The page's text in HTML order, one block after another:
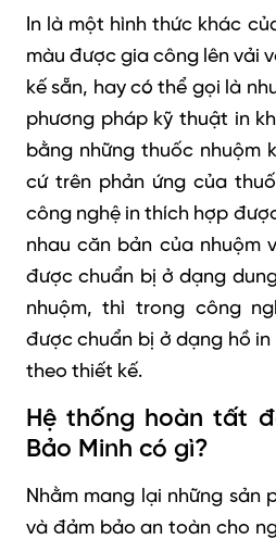
In là một hình thức khác
màu được gia công lên vải
kế sẵn, hay có thể gọi là
phương pháp kỹ thuật in
bằng những thuốc nhuộm
cứ trên phản ứng của
công nghệ in thích hợp
nhau căn bản của nhuộm
được chuẩn bị ở dạng
nhuộm, thì trong công
được chuẩn bị ở dạng hồ
theo thiết kế.
Hệ thống hoàn tất
Bảo Minh có gì?
Nhằm mang lại những sản
và đảm bảo an toàn cho